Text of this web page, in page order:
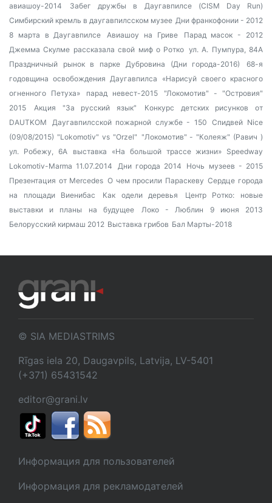
авиашоу-2014
Забег дружбы в Даугавпилсе (CISM Day Run)
Симбирский кремль в даугавпилсском музее Дни франкофонии - 2012
8 марта в Даугавпилсе
Авиашоу на Гриве
Парад масок - 2012
Джемма Скулме рассказала свой миф о Ротко ул. А. Пумпура, 84А
Праздничный рынок в парке Дубровина (Дни города-2016)
68-я
годовщина освобождения Даугавпилса
«Нарисуй своего красного
огненного Петуха»
парад невест-2015
"Локомотив" - "Островия"
2015
Акция "За русский язык"
Конкурс детских рисунков от
DAUTKOM
Даугавпилсской пожарной службе - 150
Спидвей Nice
(09/08/2015) "Lokomotiv" vs "Orzel" "Локомотив" - "Колеяж" (Равич )
ул. Робежу, 6А
выставка «На большой трассе жизни» Speedway
Lokomotiv-Marma 11.07.2014
Дни города 2014
Ночь музеев - 2015
Презентация от Mercedes О чем просили Параскеву Сердце города
на площади Виенибас
Как одели деревья
Центр Ротко: новые
выставки и планы на будущее
Локо - Люблин 9 июня 2013
Белорусский кирмаш 2012 Выставка грибов Бал Марты-2018
© SIA MEDIASTRIMS
Rīgas iela 20, Daugavpils, Latvija, LV-5401
(+371) 65431542
editor@grani.lv
Информация для пользователей
Информация для рекламодателей